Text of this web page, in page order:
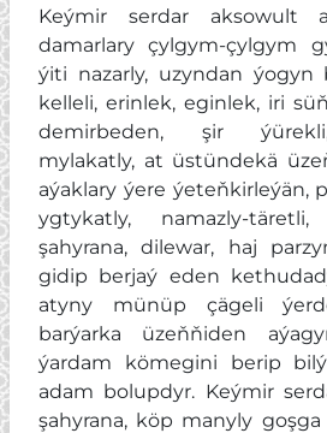
Keýmir serdar aksowult
damarlary çylgym-çylgym
ýiti nazarly, uzyndan ýogyn
kelleli, erinlek, eginlek, iri
demirbeden, şir
mylakatly, at üstündekä
aýaklary ýere ýeteňkirleýän,
ygtykatly, namazly-
şahyrana, dilewar, haj
gidip berjaý eden
atyny münüp çägeli
barýarka üzeňňiden
ýardam kömegini berip
adam bolupdyr. Keýmir
şahyrana, köp manyly